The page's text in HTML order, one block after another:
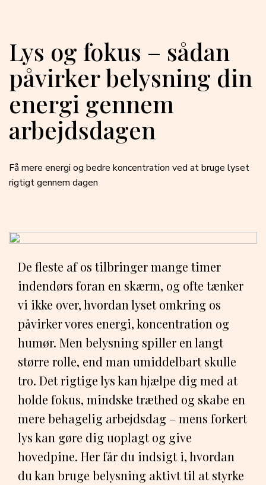
Lys og fokus – sådan
påvirker belysning din
energi gennem
arbejdsdagen
Få mere energi og bedre koncentration ved at bruge lyset
rigtigt gennem dagen
De fleste af os tilbringer mange timer
indendørs foran en skærm, og ofte tænker
vi ikke over, hvordan lyset omkring os
påvirker vores energi, koncentration og
humør. Men belysning spiller en langt
større rolle, end man umiddelbart skulle
tro. Det rigtige lys kan hjælpe dig med at
holde fokus, mindske træthed og skabe en
mere behagelig arbejdsdag – mens forkert
lys kan gøre dig uoplagt og give
hovedpine. Her får du indsigt i, hvordan
du kan bruge belysning aktivt til at styrke